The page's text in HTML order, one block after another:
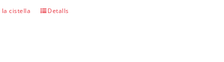
la cistella Detalls